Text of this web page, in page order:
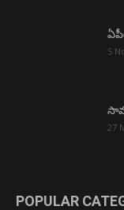
5
27
POPULAR